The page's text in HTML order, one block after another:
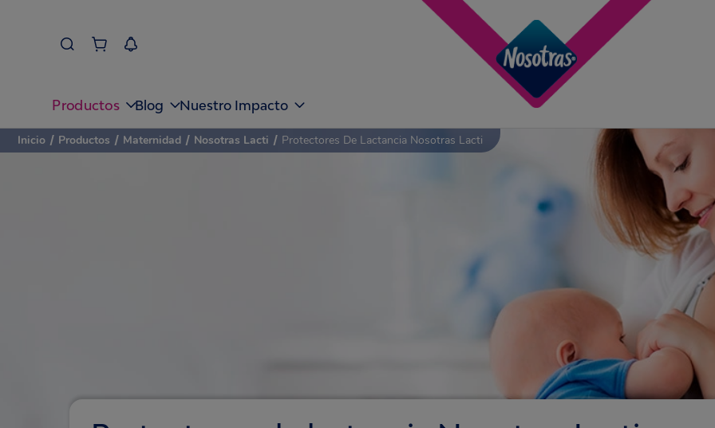
Productos Blog Nuestro Impacto
Inicio / Productos / Maternidad / Nosotras Lacti / Protectores De Lactancia Nosotras Lacti